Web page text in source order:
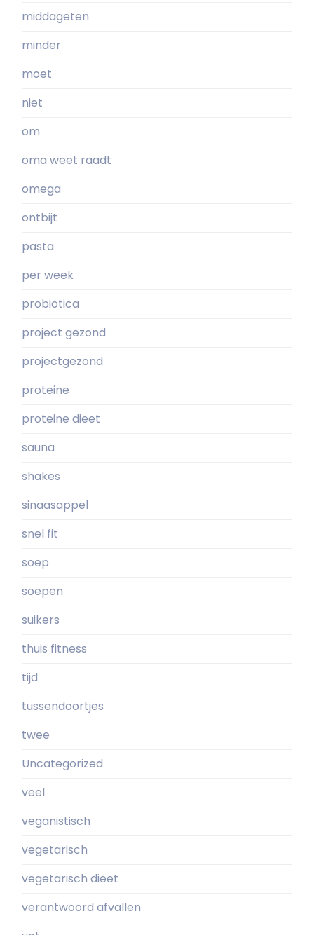
middageten
minder
moet
niet
om
oma weet raadt
omega
ontbijt
pasta
per week
probiotica
project gezond
projectgezond
proteine
proteine dieet
sauna
shakes
sinaasappel
snel fit
soep
soepen
suikers
thuis fitness
tijd
tussendoortjes
twee
Uncategorized
veel
veganistisch
vegetarisch
vegetarisch dieet
verantwoord afvallen